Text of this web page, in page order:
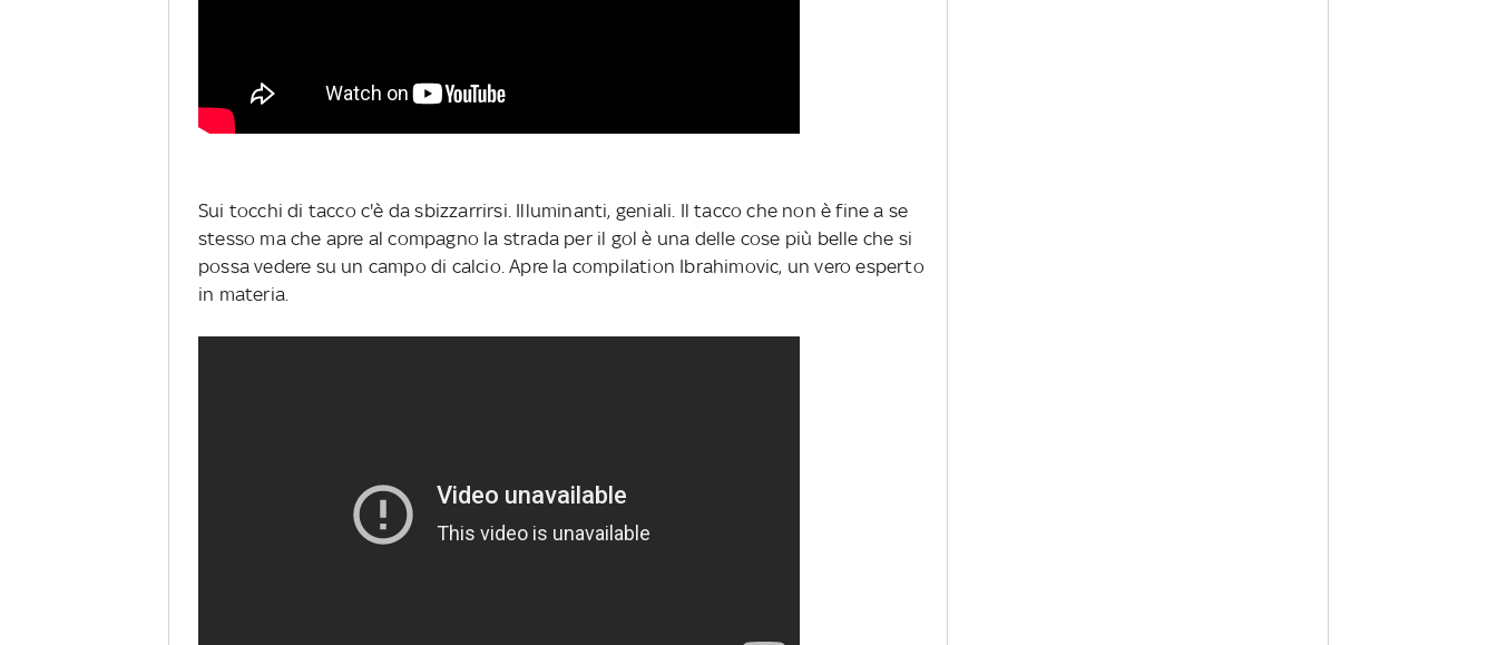
Sui tocchi di tacco c'è da sbizzarrirsi. Illuminanti, geniali. Il tacco che non è fine a se
stesso ma che apre al compagno la strada per il gol è una delle cose più belle che si
possa vedere su un campo di calcio. Apre la compilation Ibrahimovic, un vero esperto
in materia.